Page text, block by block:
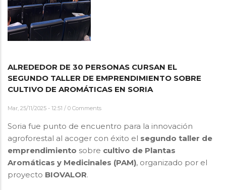
ALREDEDOR DE 30 PERSONAS CURSAN EL
SEGUNDO TALLER DE EMPRENDIMIENTO SOBRE
CULTIVO DE AROMÁTICAS EN SORIA
Mar, 25/11/2025 - 12:51 / 0 Comments
Soria fue punto de encuentro para la innovación
agroforestal al acoger con éxito el segundo taller de
emprendimiento sobre cultivo de Plantas
Aromáticas y Medicinales (PAM), organizado por el
proyecto BIOVALOR.